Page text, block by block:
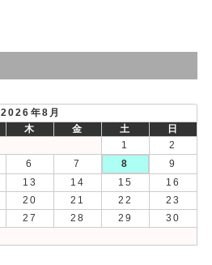
2026年8月
木 金 土
日
1
2
6 7 8
9
13 14 15
16
20 21 22
23
27 28 29
30